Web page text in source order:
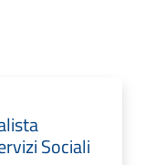
Sociali